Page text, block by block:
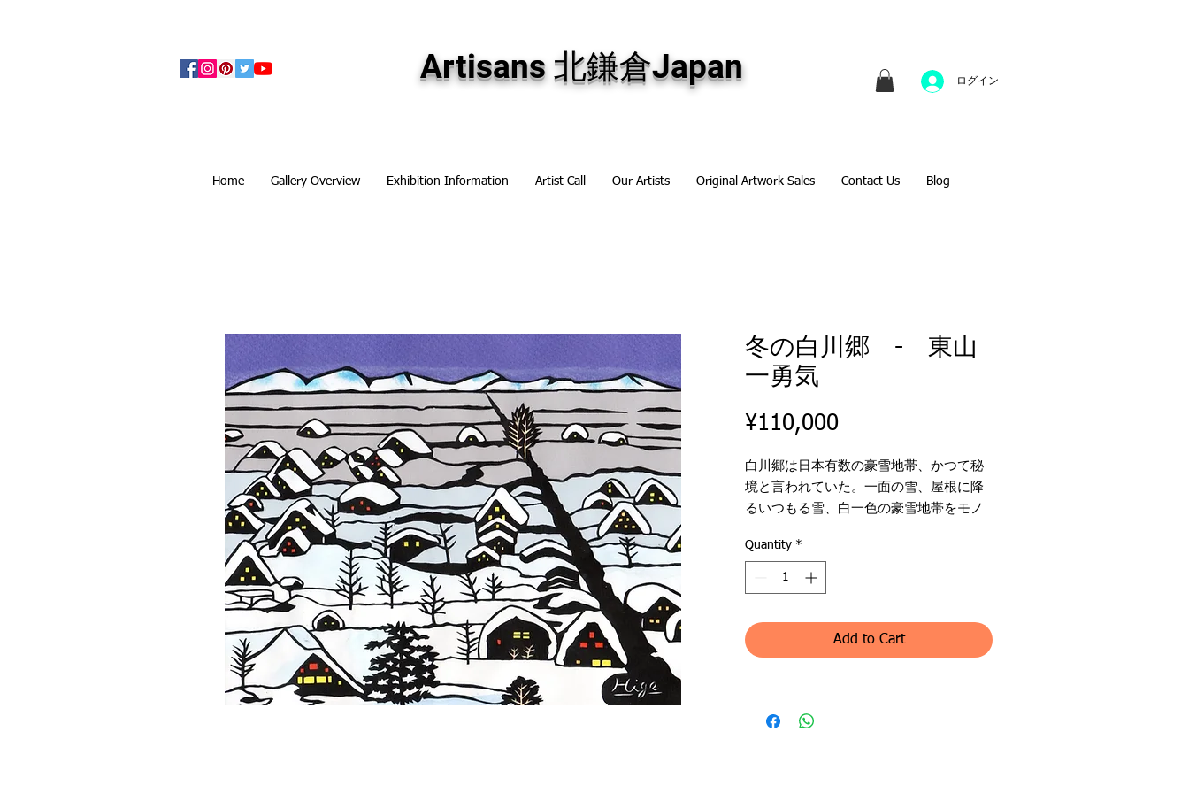
Artisans 北鎌倉Japan ログイン
Home Gallery Overview Exhibition Information Artist Call Our Artists Original Artwork Sales Contact Us Blog
冬の白川郷 - 東山
一勇気
¥110,000Price
白川郷は日本有数の豪雪地帯、かつて秘
境と言われていた。一面の雪、屋根に降
るいつもる雪、白一色の豪雪地帯をモノ
●作品名：冬の白川郷
●作家名：東山一勇気
●絵サイズ：２号 (20×23 ㎝)
●額外寸：45 x 37 ㎝ (四切）
日本全国送料無料、国外へは現在搬送し
Quantity *
Add to Cart